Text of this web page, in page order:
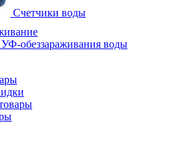
Счетчики воды
обеззараживания воды